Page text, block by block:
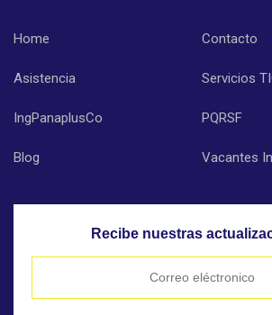
Home Contacto
Asistencia Servicios
IngPanaplusCo PQRSF
Blog Vacantes
Recibe nuestras